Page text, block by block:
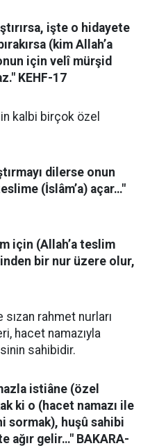
işte o hidayete
(kim Allah’a
için velî mürşid
KEHF-17
kalbi birçok özel
dilerse onun
(İslâm’a) açar…"
için (Allah’a teslim
bir nur üzere olur,
rahmet nurları
hacet namazıyla
sahibidir.
istiâne (özel
ki o (hacet namazı ile
sormak), huşû sahibi
ağır gelir…" BAKARA-